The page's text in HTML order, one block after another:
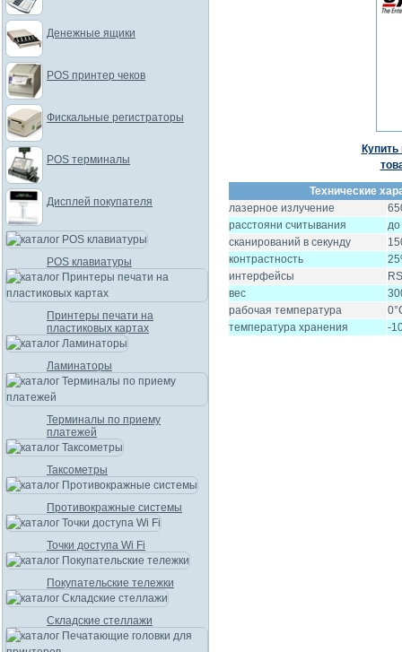
Технические
лазерное излучение
расстояни считывания
до
сканирований в секунду
контрастность
интерфейсы
вес
рабочая температура
температура хранения
-
Денежные ящики
POS принтер чеков
Фискальные регистраторы
POS терминалы
Дисплей покупателя
POS клавиатуры
Принтеры печати на
пластиковых картах
Ламинаторы
Терминалы по приему
платежей
Таксометры
Противокражные системы
Точки доступа Wi Fi
Покупательские тележки
Складские стеллажи